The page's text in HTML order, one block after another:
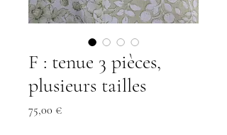
F : tenue 3 pièces,
plusieurs tailles
75,00 €Preis